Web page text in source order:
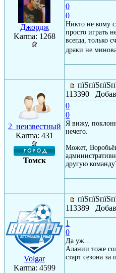
Джордж
Karma: 1268
0
0
Никто не кому
просто играть
всегда, только
драки не
2_неизвестный
Karma: 431
Томск
113390
0
0
Я вижу,
нечего.
Может,
другую
Volgar
Karma: 4599
113389
1
0
Да уж...
Алании тоже
старт сезона за